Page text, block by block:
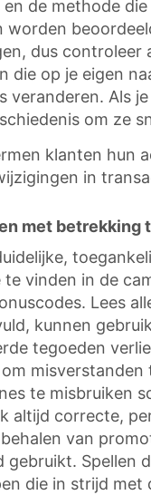
de methode
dus
die op je eigen
veranderen. Als
om ze
klanten hun
in
met betrekking
vinden in de
Lees
kunnen
tegoeden
te misbruiken
altijd correcte,
van
die in strijd